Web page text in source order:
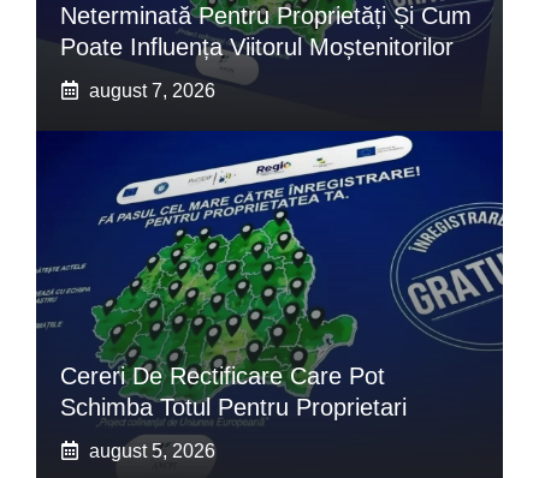
Neterminată Pentru Proprietăți Și Cum
Poate Influența Viitorul Moștenitorilor
august 7, 2026
Cereri De Rectificare Care Pot
Schimba Totul Pentru Proprietari
august 5, 2026